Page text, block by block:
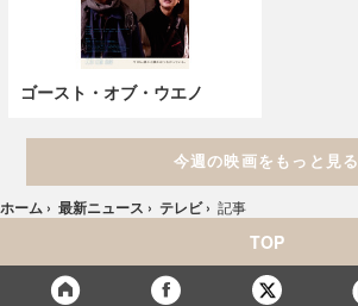
ゴースト・オブ・ウエノ
今週の映画をもっと見る
ホーム › 最新ニュース › テレビ › 記事
TOP